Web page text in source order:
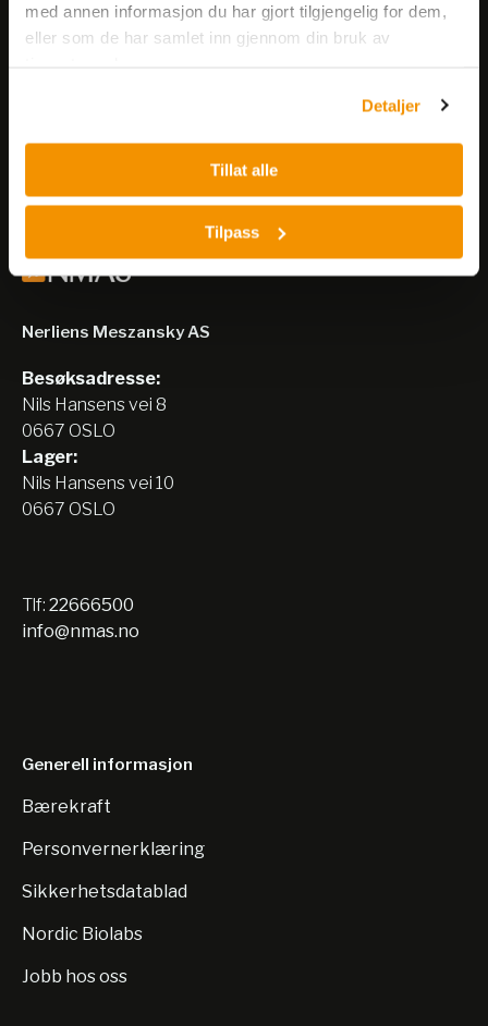
med annen informasjon du har gjort tilgjengelig for dem,
eller som de har samlet inn gjennom din bruk av
Detaljer
Tillat alle
Tilpass
Meld deg på vårt nyhetsbrev!
Få informasjon om produkter,
Meld på nyhetsbrev
Nerliens Meszansky AS
Besøksadresse:
Nils Hansens vei 8
0667 OSLO
Lager:
Nils Hansens vei 10
0667 OSLO
Tlf: 22666500
info@nmas.no
Generell informasjon
Bærekraft
Personvernerklæring
Sikkerhetsdatablad
Nordic Biolabs
Jobb hos oss